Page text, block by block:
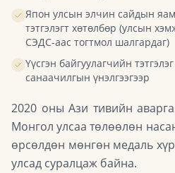
Япон улсын элчин сайдын
тэтгэлэгт хөтөлбөр (улсын
СЭДС-аас тогтмол шалгардаг)
Үүсгэн байгуулагчийн
санаачилгын үнэлгээгээр
2020 оны Ази тивийн
Монгол улсаа төлөөлөн
өрсөлдөн мөнгөн медаль
улсад суралцаж байна.